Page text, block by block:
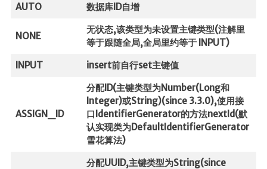
AUTO
数据库ID自增
NONE
无状态,该类型为未设置主键类型(注解里
等于跟随全局,全局里约等于 INPUT)
INPUT
insert前自行set主键值
ASSIGN_ID
分配ID(主键类型为Number(Long和
Integer)或String)(since 3.3.0),使用接
口IdentifierGenerator的方法nextId(默
认实现类为DefaultIdentifierGenerator
雪花算法)
分配UUID,主键类型为String(since